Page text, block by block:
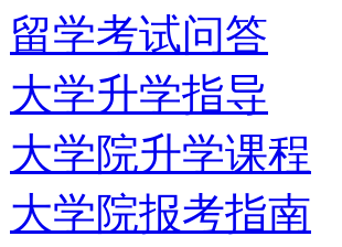
留学考试问答
大学升学指导
大学院升学课程
大学院报考指南